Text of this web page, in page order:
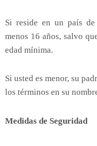
Si reside en un país
menos 16 años, salvo
edad mínima.
Si usted es menor, su
los términos en su
Medidas de Seguridad